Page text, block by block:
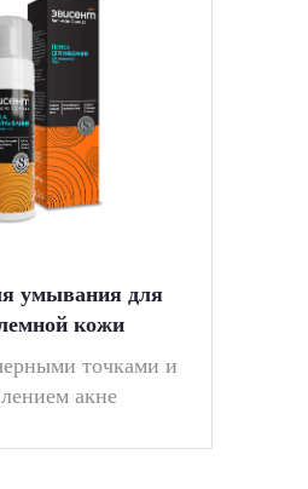
умывания для
кожи
точками и
акне